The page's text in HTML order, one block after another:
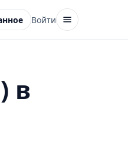
Войти
в